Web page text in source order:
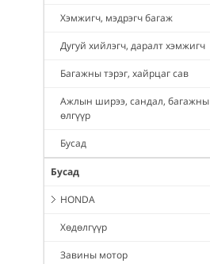
Хэмжигч, мэдрэгч багаж
Дугуй хийлэгч, даралт хэмжигч
Багажны тэрэг, хайрцаг сав
Ажлын ширээ, сандал, багажны
өлгүүр
Бусад
Бусад
HONDA
Хөдөлгүүр
Завины мотор